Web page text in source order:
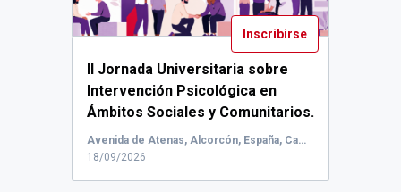
Inscribirse
II Jornada Universitaria sobre
Intervención Psicológica en
Ámbitos Sociales y Comunitarios.
PROGRAMA: h...
Avenida de Atenas, Alcorcón, España, Campus de Alcorcón
18/09/2026